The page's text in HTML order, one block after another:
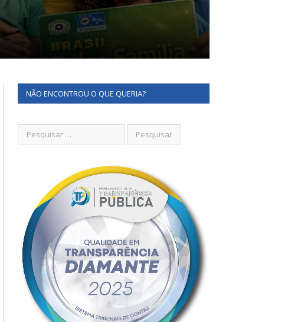
NÃO ENCONTROU O QUE QUERIA?